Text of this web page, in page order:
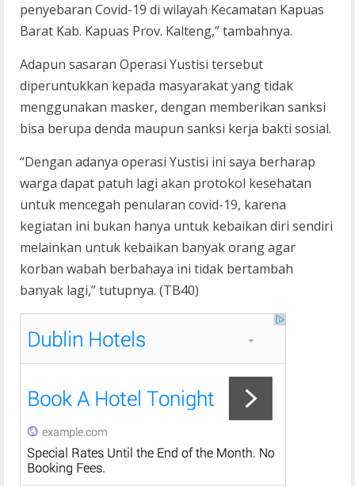
penyebaran Covid-19 di wilayah Kecamatan Kapuas
Barat Kab. Kapuas Prov. Kalteng,” tambahnya.
Adapun sasaran Operasi Yustisi tersebut
diperuntukkan kepada masyarakat yang tidak
menggunakan masker, dengan memberikan sanksi
bisa berupa denda maupun sanksi kerja bakti sosial.
“Dengan adanya operasi Yustisi ini saya berharap
warga dapat patuh lagi akan protokol kesehatan
untuk mencegah penularan covid-19, karena
kegiatan ini bukan hanya untuk kebaikan diri sendiri
melainkan untuk kebaikan banyak orang agar
korban wabah berbahaya ini tidak bertambah
banyak lagi,” tutupnya. (TB40)